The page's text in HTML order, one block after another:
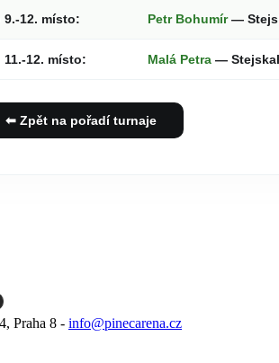
9.-12. místo: Petr Bohumír—
11.-12. místo: Malá Petra —
⬅ Zpět na pořadí turnaje
Praha 8 - info@pinecarena.cz